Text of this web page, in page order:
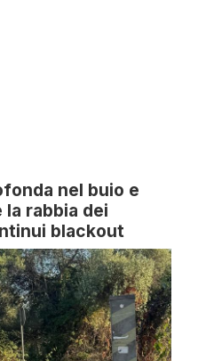
nel buio e
rabbia dei
blackout